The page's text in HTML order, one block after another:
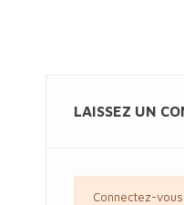
LAISSEZ UN
Connectez-